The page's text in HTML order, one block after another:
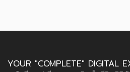
YOUR "COMPLETE" DIGITAL